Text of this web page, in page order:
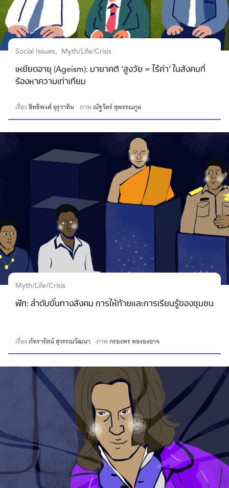
Social Issues Myth/Life/Crisis
เหยียดอายุ (Ageism): มายาคติ ‘สูงวัย = ไร้ค่า’ ในสังคมที่
ร้องหาความเท่าเทียม
เรื่องสิทธิพงศ์ อุรุวาทิน ภาพณัฐวัตร์ สุพรรณกูล
Myth/Life/Crisis
ฟัก: ลำดับขั้นทางสังคม การให้ท้ายและการเรียนรู้ของชุมชน
เรื่องภัทรารัตน์ สุวรรณวัฒนา ภาพกรองพร ทององอาจ